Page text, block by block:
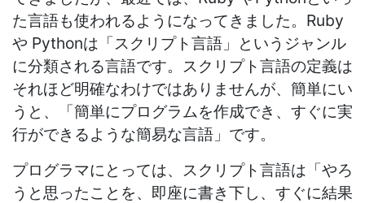
た言語も使われるようになってきました。Ruby
や Pythonは「スクリプト言語」というジャンル
に分類される言語です。スクリプト言語の定義は
それほど明確なわけではありませんが、簡単にい
うと、「簡単にプログラムを作成でき、すぐに実
行ができるような簡易な言語」です。
プログラマにとっては、スクリプト言語は「やろ
うと思ったことを、即座に書き下し、すぐに結果